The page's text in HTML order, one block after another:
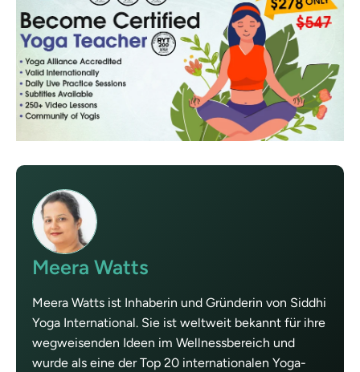
Meera Watts
Meera Watts ist Inhaberin und Gründerin von Siddhi
Yoga International. Sie ist weltweit bekannt für ihre
wegweisenden Ideen im Wellnessbereich und
wurde als eine der Top 20 internationalen Yoga-